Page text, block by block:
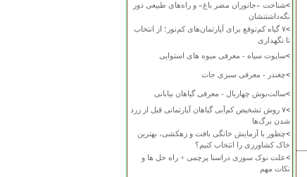
>شناخت «جانوران مضر باغ» و راه‌های طبیعی دور
نگه‌داشتنشان
>
۷ گیاه کم‌توقع برای آپارتمان‌های کم‌نور؛ از انتخاب
تا نگهداری
>ساپوت سیاه - معرفی میوه های استوایی
>چغندر - معرفی سبزی جات
>سالت‌بوش چهاربال - معرفی گیاهان بیابانی
>
۷ روش تشخیص کم‌آبی گیاهان آپارتمانی قبل از زرد
شدن برگ‌ها
>چطور با آزمایش خانگی بافت و زهکشی، بهترین
خاک کشاورزی را انتخاب کنیم؟
>علت نوک سوزی دراسنا پرچمی + راه حل ها و
نکات مهم